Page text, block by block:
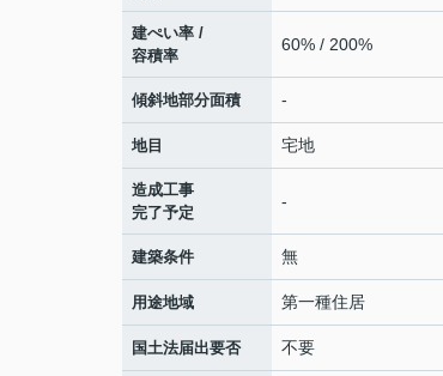
建ぺい率 /
容積率
60% / 200%
傾斜地部分面積 -
地目 宅地
造成工事
完了予定
-
建築条件 無
用途地域 第一種住居
国土法届出要否 不要